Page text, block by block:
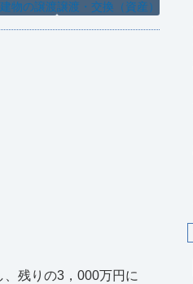
譲渡・交換（資産）
物の譲渡
残りの3，000万円に